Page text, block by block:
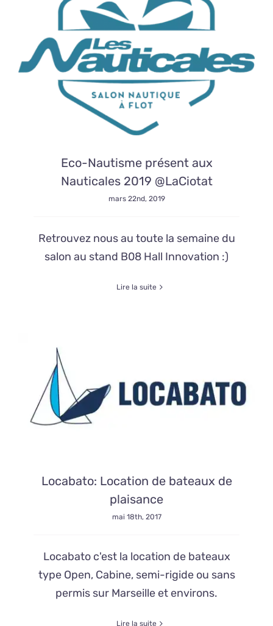
Eco-Nautisme présent aux
Nauticales 2019 @LaCiotat
mars 22nd, 2019
Retrouvez nous au toute la semaine du
salon au stand B08 Hall Innovation :)
Lire la suite
Locabato: Location de bateaux de
plaisance
mai 18th, 2017
Locabato c'est la location de bateaux
type Open, Cabine, semi-rigide ou sans
permis sur Marseille et environs.
Lire la suite